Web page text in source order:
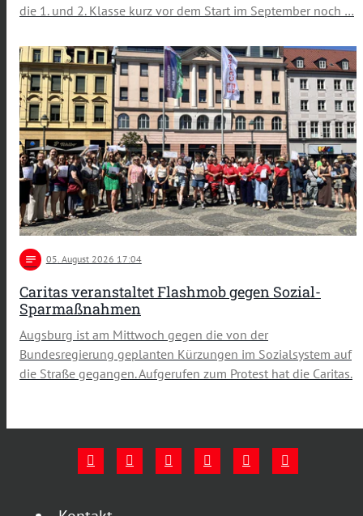
die 1. und 2. Klasse kurz vor dem Start im September noch …
notes 05. August 2026 17:04
Caritas veranstaltet Flashmob gegen Sozial-
Sparmaßnahmen
Augsburg ist am Mittwoch gegen die von der
Bundesregierung geplanten Kürzungen im Sozialsystem auf
die Straße gegangen. Aufgerufen zum Protest hat die Caritas.